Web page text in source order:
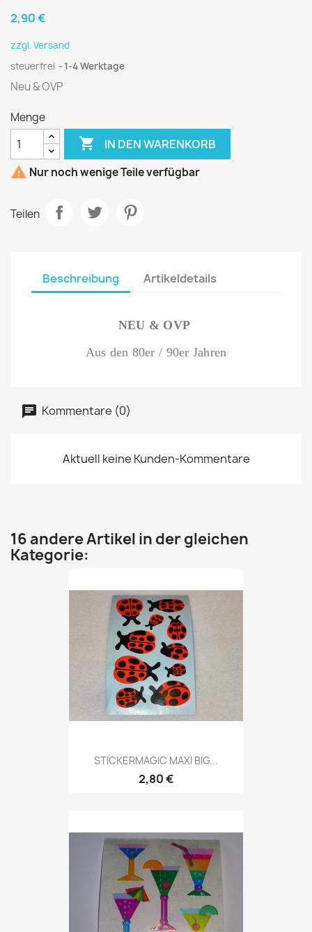
2,90 €
zzgl. Versand
steuerfrei
1-4 Werktage
Neu & OVP
Menge
 IN DEN WARENKORB
 Nur noch wenige Teile verfügbar
Teilen
Beschreibung Artikeldetails
NEU & OVP
Aus den 80er / 90er Jahren
Kommentare (0)
Aktuell keine Kunden-Kommentare
16 andere Artikel in der gleichen
Kategorie:
STICKERMAGIC MAXI BIG...
2,80 €